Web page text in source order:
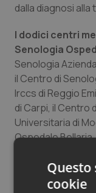
Salute
Sangue &
Tiroide
Tumore al
Tumore
Tumori del
dalla diagnosi alla
I dodici centri
Senologia
Senologia
il Centro di
Irccs di Reggio
di Carpi, il Centro
Universitaria di
Ospedale
Senologia
Azienda
Questo
cookie